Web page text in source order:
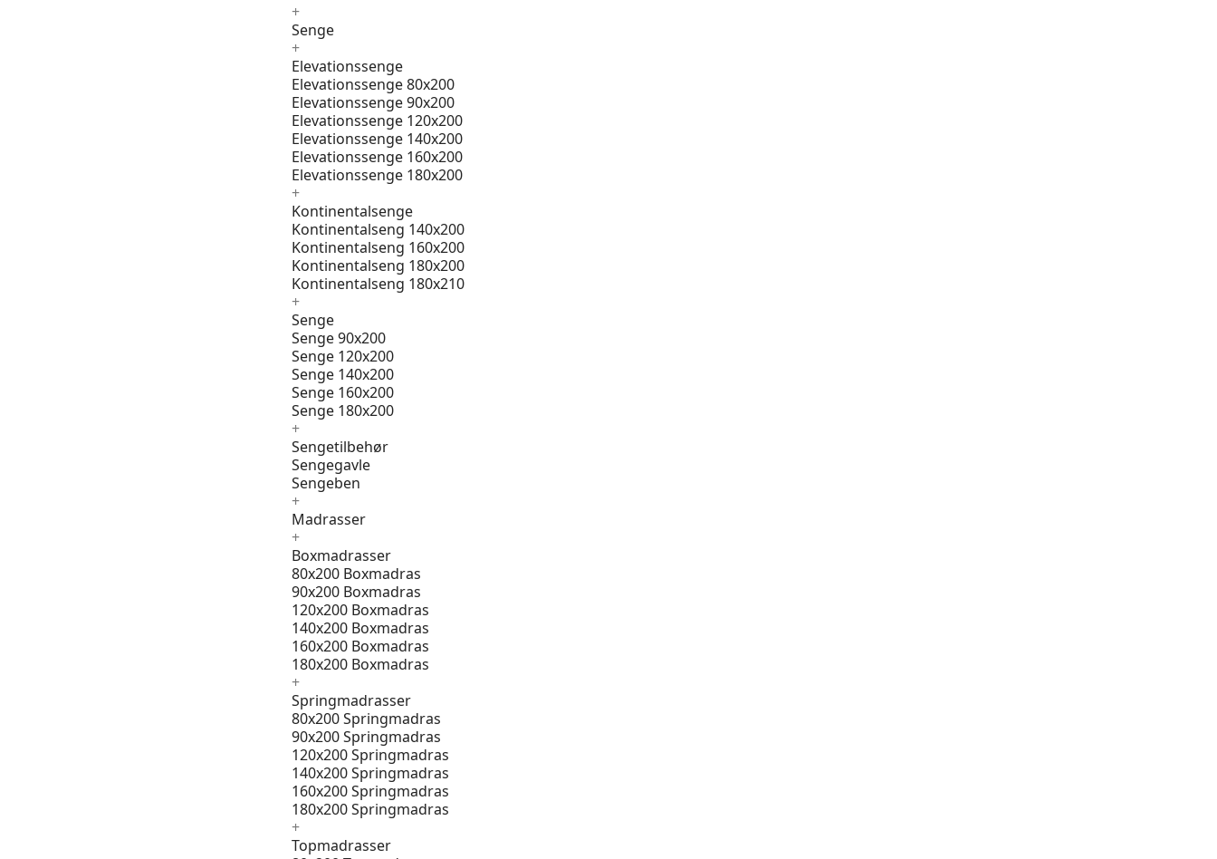
+
Senge
+
Elevationssenge
Elevationssenge 80x200
Elevationssenge 90x200
Elevationssenge 120x200
Elevationssenge 140x200
Elevationssenge 160x200
Elevationssenge 180x200
+
Kontinentalsenge
Kontinentalseng 140x200
Kontinentalseng 160x200
Kontinentalseng 180x200
Kontinentalseng 180x210
+
Senge
Senge 90x200
Senge 120x200
Senge 140x200
Senge 160x200
Senge 180x200
+
Sengetilbehør
Sengegavle
Sengeben
+
Madrasser
+
Boxmadrasser
80x200 Boxmadras
90x200 Boxmadras
120x200 Boxmadras
140x200 Boxmadras
160x200 Boxmadras
180x200 Boxmadras
+
Springmadrasser
80x200 Springmadras
90x200 Springmadras
120x200 Springmadras
140x200 Springmadras
160x200 Springmadras
180x200 Springmadras
+
Topmadrasser